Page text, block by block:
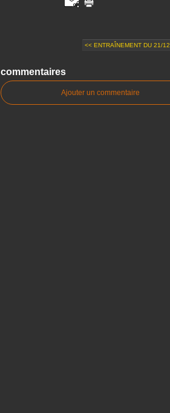
<< ENTRAÎNEMENT DU 21/12
commentaires
Ajouter un commentaire